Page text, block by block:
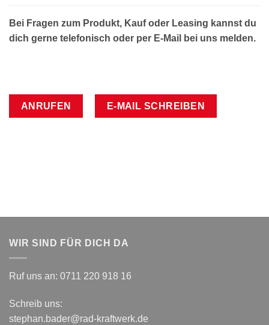
Bei Fragen zum Produkt, Kauf oder Leasing kannst du
dich gerne telefonisch oder per E-Mail bei uns melden.
ANRUFEN E-MAIL SCHREIBEN
WIR SIND FÜR DICH DA
Ruf uns an: 0711 220 918 16
Schreib uns:
stephan.bader@rad-kraftwerk.de